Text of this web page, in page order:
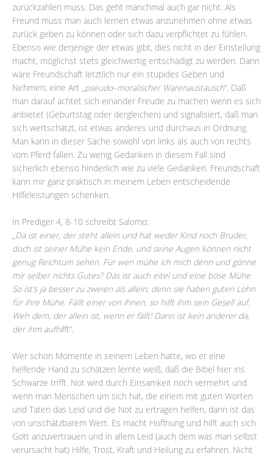
zurückzahlen muss. Das geht manchmal auch gar nicht. Als
Freund muss man auch lernen etwas anzunehmen ohne etwas
zurück geben zu können oder sich dazu verpflichtet zu fühlen.
Ebenso wie derjenige der etwas gibt, dies nicht in der Einstellung
macht, möglichst stets gleichwertig entschädigt zu werden. Dann
wäre Freundschaft letztlich nur ein stupides Geben und
Nehmen, eine Art „pseudo–moralischer Warenaustausch“. Daß
man darauf achtet sich einander Freude zu machen wenn es sich
anbietet (Geburtstag oder dergleichen) und signalisiert, daß man
sich wertschätzt, ist etwas anderes und durchaus in Ordnung.
Man kann in dieser Sache sowohl von links als auch von rechts
vom Pferd fallen. Zu wenig Gedanken in diesem Fall sind
sicherlich ebenso hinderlich wie zu viele Gedanken. Freundschaft
kann mir ganz praktisch in meinem Leben entscheidende
Hilfeleistungen schenken.
In Prediger 4, 8-10 schreibt Salomo:
Da ist einer, der steht allein und hat weder Kind noch Bruder,
doch ist seiner Mühe kein Ende, und seine Augen können nicht
genug Reichtum sehen. Für wen mühe ich mich denn und gönne
mir selber nichts Gutes? Das ist auch eitel und eine böse Mühe.
So ist’s ja besser zu zweien als allein; denn sie haben guten Lohn
für ihre Mühe. Fällt einer von ihnen, so hilft ihm sein Gesell auf.
Weh dem, der allein ist, wenn er fällt! Dann ist kein anderer da,
der ihm aufhilft“.
Wer schon Momente in seinem Leben hatte, wo er eine
helfende Hand zu schätzen lernte weiß, daß die Bibel hier ins
Schwarze trifft. Not wird durch Einsamkeit noch vermehrt und
wenn man Menschen um sich hat, die einem mit guten Worten
und Taten das Leid und die Not zu ertragen helfen, dann ist das
von unschätzbarem Wert. Es macht Hoffnung und hilft auch sich
Gott anzuvertrauen und in allem Leid (auch dem was man selbst
verursacht hat) Hilfe, Trost, Kraft und Heilung zu erfahren. Nicht